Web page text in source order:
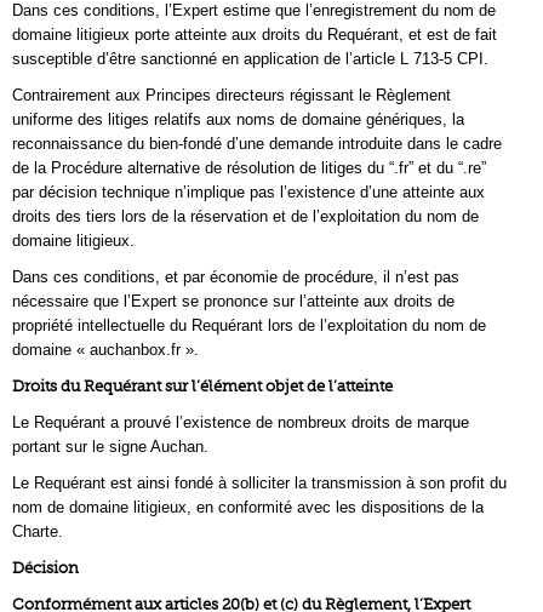
Dans ces conditions, l’Expert estime que l’enregistrement du nom de
domaine litigieux porte atteinte aux droits du Requérant, et est de fait
susceptible d’être sanctionné en application de l’article L 713-5 CPI.
Contrairement aux Principes directeurs régissant le Règlement
uniforme des litiges relatifs aux noms de domaine génériques, la
reconnaissance du bien-fondé d’une demande introduite dans le cadre
de la Procédure alternative de résolution de litiges du “.fr” et du “.re”
par décision technique n’implique pas l’existence d’une atteinte aux
droits des tiers lors de la réservation et de l’exploitation du nom de
domaine litigieux.
Dans ces conditions, et par économie de procédure, il n’est pas
nécessaire que l’Expert se prononce sur l’atteinte aux droits de
propriété intellectuelle du Requérant lors de l’exploitation du nom de
domaine « auchanbox.fr ».
Droits du Requérant sur l’élément objet de l’atteinte
Le Requérant a prouvé l’existence de nombreux droits de marque
portant sur le signe Auchan.
Le Requérant est ainsi fondé à solliciter la transmission à son profit du
nom de domaine litigieux, en conformité avec les dispositions de la
Charte.
Décision
Conformément aux articles 20(b) et (c) du Règlement, l’Expert